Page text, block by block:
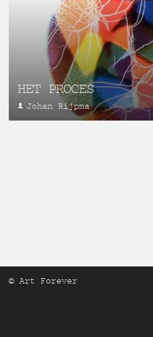
HET PROCES
Johan Rijpma
© Art Forever